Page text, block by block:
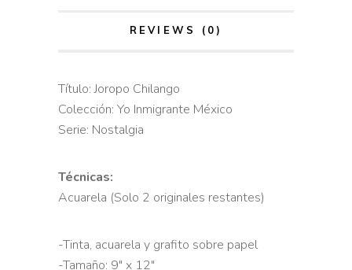
REVIEWS (0)
Título: Joropo Chilango
Colección: Yo Inmigrante México
Serie: Nostalgia
Técnicas:
Acuarela (Solo 2 originales restantes)
-Tinta, acuarela y grafito sobre papel
-Tamaño: 9″ x 12″